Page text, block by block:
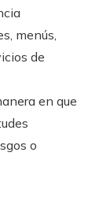
menús,
de
en que
o